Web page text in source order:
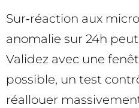
Sur‑réaction aux
anomalie sur 24h
Validez avec une
possible, un test
réallouer